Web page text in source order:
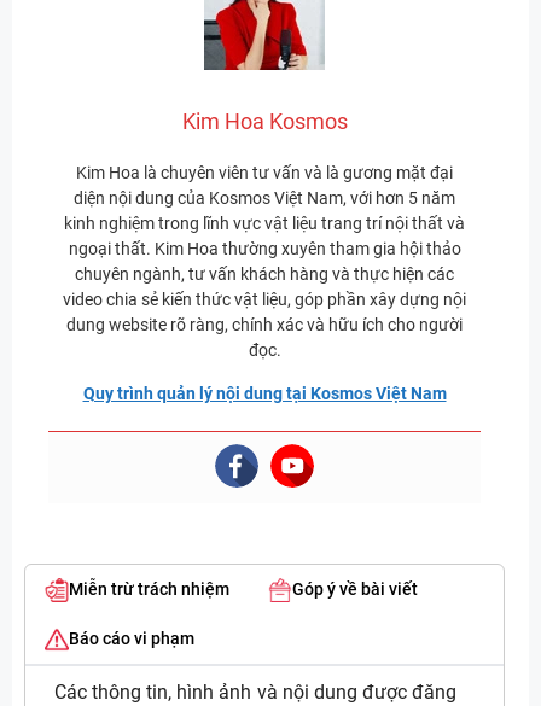
Kim Hoa Kosmos
Kim Hoa là chuyên viên tư vấn và là gương mặt đại
diện nội dung của Kosmos Việt Nam, với hơn 5 năm
kinh nghiệm trong lĩnh vực vật liệu trang trí nội thất và
ngoại thất. Kim Hoa thường xuyên tham gia hội thảo
chuyên ngành, tư vấn khách hàng và thực hiện các
video chia sẻ kiến thức vật liệu, góp phần xây dựng nội
dung website rõ ràng, chính xác và hữu ích cho người
đọc.
Quy trình quản lý nội dung tại Kosmos Việt Nam
Miễn trừ trách nhiệm Góp ý về bài viết
Báo cáo vi phạm
Các thông tin, hình ảnh và nội dung được đăng